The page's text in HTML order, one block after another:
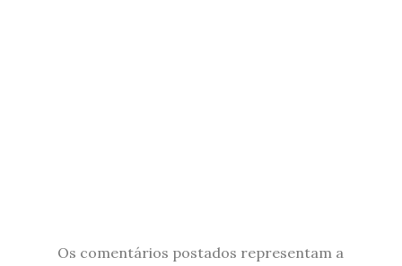
Os comentários postados representam a